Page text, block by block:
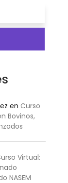
en Curso
Bovinos,
Virtual:
NASEM